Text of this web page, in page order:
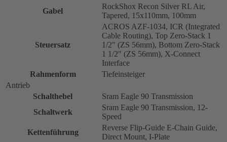
Gabel
RockShox Recon Silver RL Air,
Tapered, 15x110mm, 100mm
Steuersatz
ACROS AZF-1034, ICR (Integrated
Cable Routing), Top Zero-Stack 1
1/2" (ZS 56mm), Bottom Zero-Stack
1 1/2" (ZS 56mm), X-Connect
Interface
Rahmenform
Tiefeinsteiger
Antrieb
Schalthebel
Sram Eagle 90 Transmission
Schaltwerk
Sram Eagle 90 Transmission, 12-
Speed
Kettenführung
Reverse Flip-Guide E-Chain Guide,
Direct Mount, I-Plate